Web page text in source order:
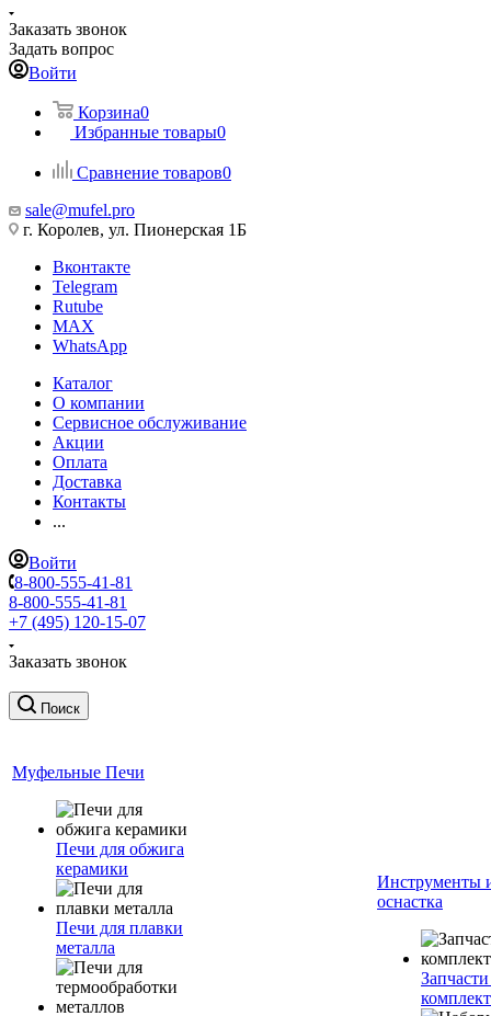
Заказать звонок
Задать вопрос
Войти
Корзина0
Избранные товары0
Сравнение товаров0
sale@mufel.pro
г. Королев, ул. Пионерская 1Б
Вконтакте
Telegram
Rutube
MAX
WhatsApp
Каталог
О компании
Сервисное обслуживание
Акции
Оплата
Доставка
Контакты
...
Войти
8-800-555-41-81
8-800-555-41-81
+7 (495) 120-15-07
Заказать звонок
Поиск
Муфельные Печи
Печи для обжига
керамики
Печи для плавки
металла
Инструменты
оснастка